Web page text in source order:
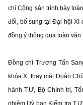
chí Cộng sản trình bày
đổi, bổ sung tại Đại hội XI
đồng ý thông qua toàn
Đồng chí Trương Tấn
khóa X, thay mặt Đoàn
hành T.Ư, Bộ Chính trị,
nhiệm Uỷ ban Kiểm tra